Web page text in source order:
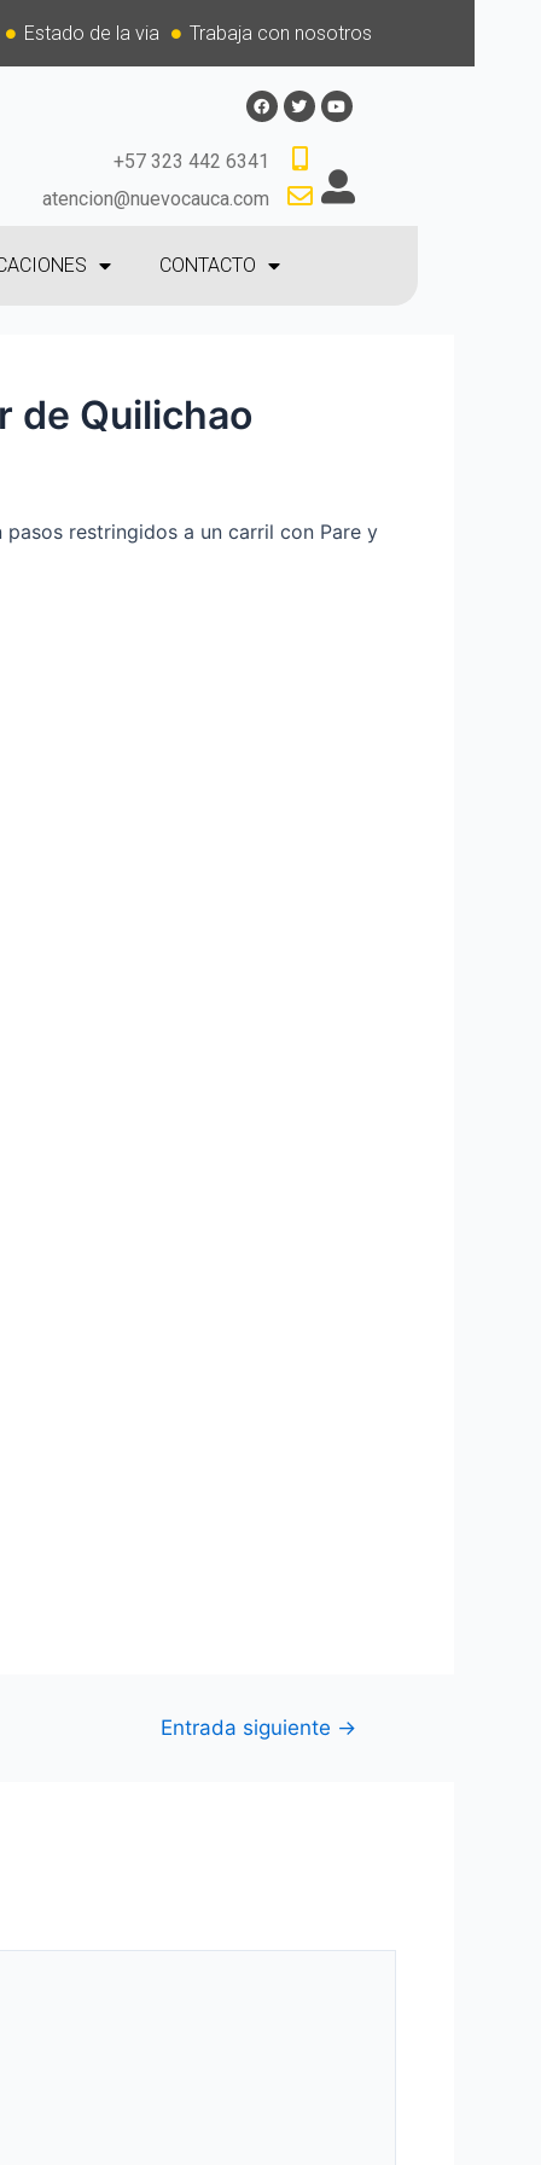
Estado de la via Trabaja con nosotros
+57 323 442 6341
atencion@nuevocauca.com
CONTACTO
de Quilichao
restringidos a un carril con Pare y
Entrada siguiente →